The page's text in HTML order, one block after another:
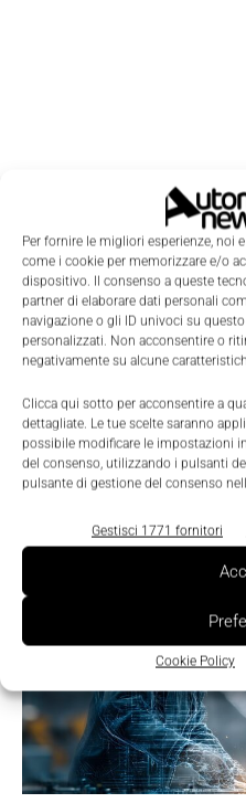
Per fornire le migliori esperienze, noi
come i cookie per memorizzare e/o
dispositivo. Il consenso a queste
partner di elaborare dati personali
navigazione o gli ID univoci su
personalizzati. Non acconsentire o
negativamente su alcune
Clicca qui sotto per acconsentire a
dettagliate. Le tue scelte saranno
possibile modificare le impostazioni
del consenso, utilizzando i pulsanti
pulsante di gestione del consenso
Gestisci 1771 fornitori
Cookie Policy
LEGGI LA RIVISTA ⇢
TI POTREBBERO